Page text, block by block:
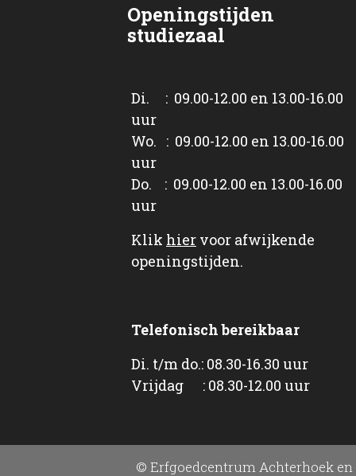
Openingstijden
studiezaal
Di. : 09.00-12.00 en 13.00-16.00
uur
Wo. : 09.00-12.00 en 13.00-16.00
uur
Do. : 09.00-12.00 en 13.00-16.00
uur
Klik hier voor afwijkende
openingstijden.
Telefonisch bereikbaar
Di. t/m do.: 08.30-16.30 uur
Vrijdag : 08.30-12.00 uur
© Erfgoedcentrum Achterhoek en